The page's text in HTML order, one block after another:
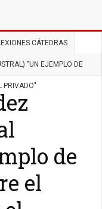
CÁTEDRAS
"UN EJEMPLO DE
PRIVADO"
de
el